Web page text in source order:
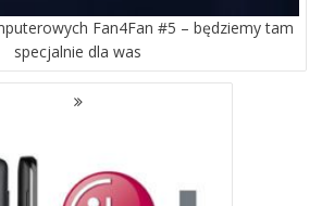
Fan4Fan #5 – będziemy tam
specjalnie dla was